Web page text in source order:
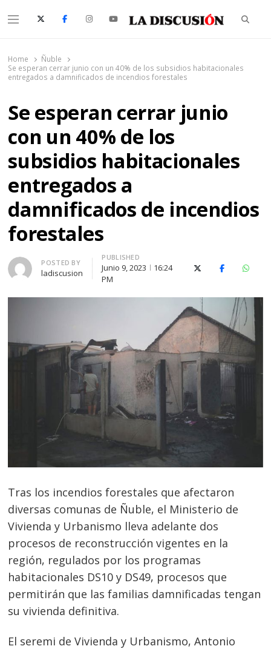
Menu
Home
Ñuble
Se esperan cerrar junio con un 40% de los subsidios habitacionales
entregados a damnificados de incendios forestales
Se esperan cerrar junio
con un 40% de los
subsidios habitacionales
entregados a
damnificados de incendios
forestales
Author
POSTED BY
ladiscusion
PUBLISHED
Junio 9, 2023
16:24
PM
X (Twitter)Facebook
Tras los incendios forestales que afectaron
diversas comunas de Ñuble, el Ministerio de
Vivienda y Urbanismo lleva adelante dos
procesos de reconstrucción vigentes en la
región, regulados por los programas
habitacionales DS10 y DS49, procesos que
permitirán que las familias damnificadas tengan
su vivienda definitiva.
El seremi de Vivienda y Urbanismo, Antonio